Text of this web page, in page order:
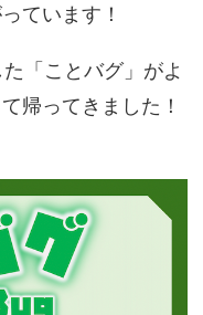
ています！
「ことバグ」がよ
帰ってきました！